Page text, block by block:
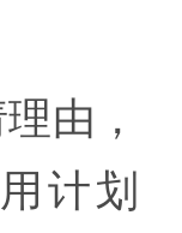
由，
计划